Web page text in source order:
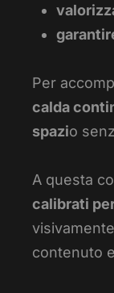
Per
calda
spazio
A questa
calibrati
contenuto